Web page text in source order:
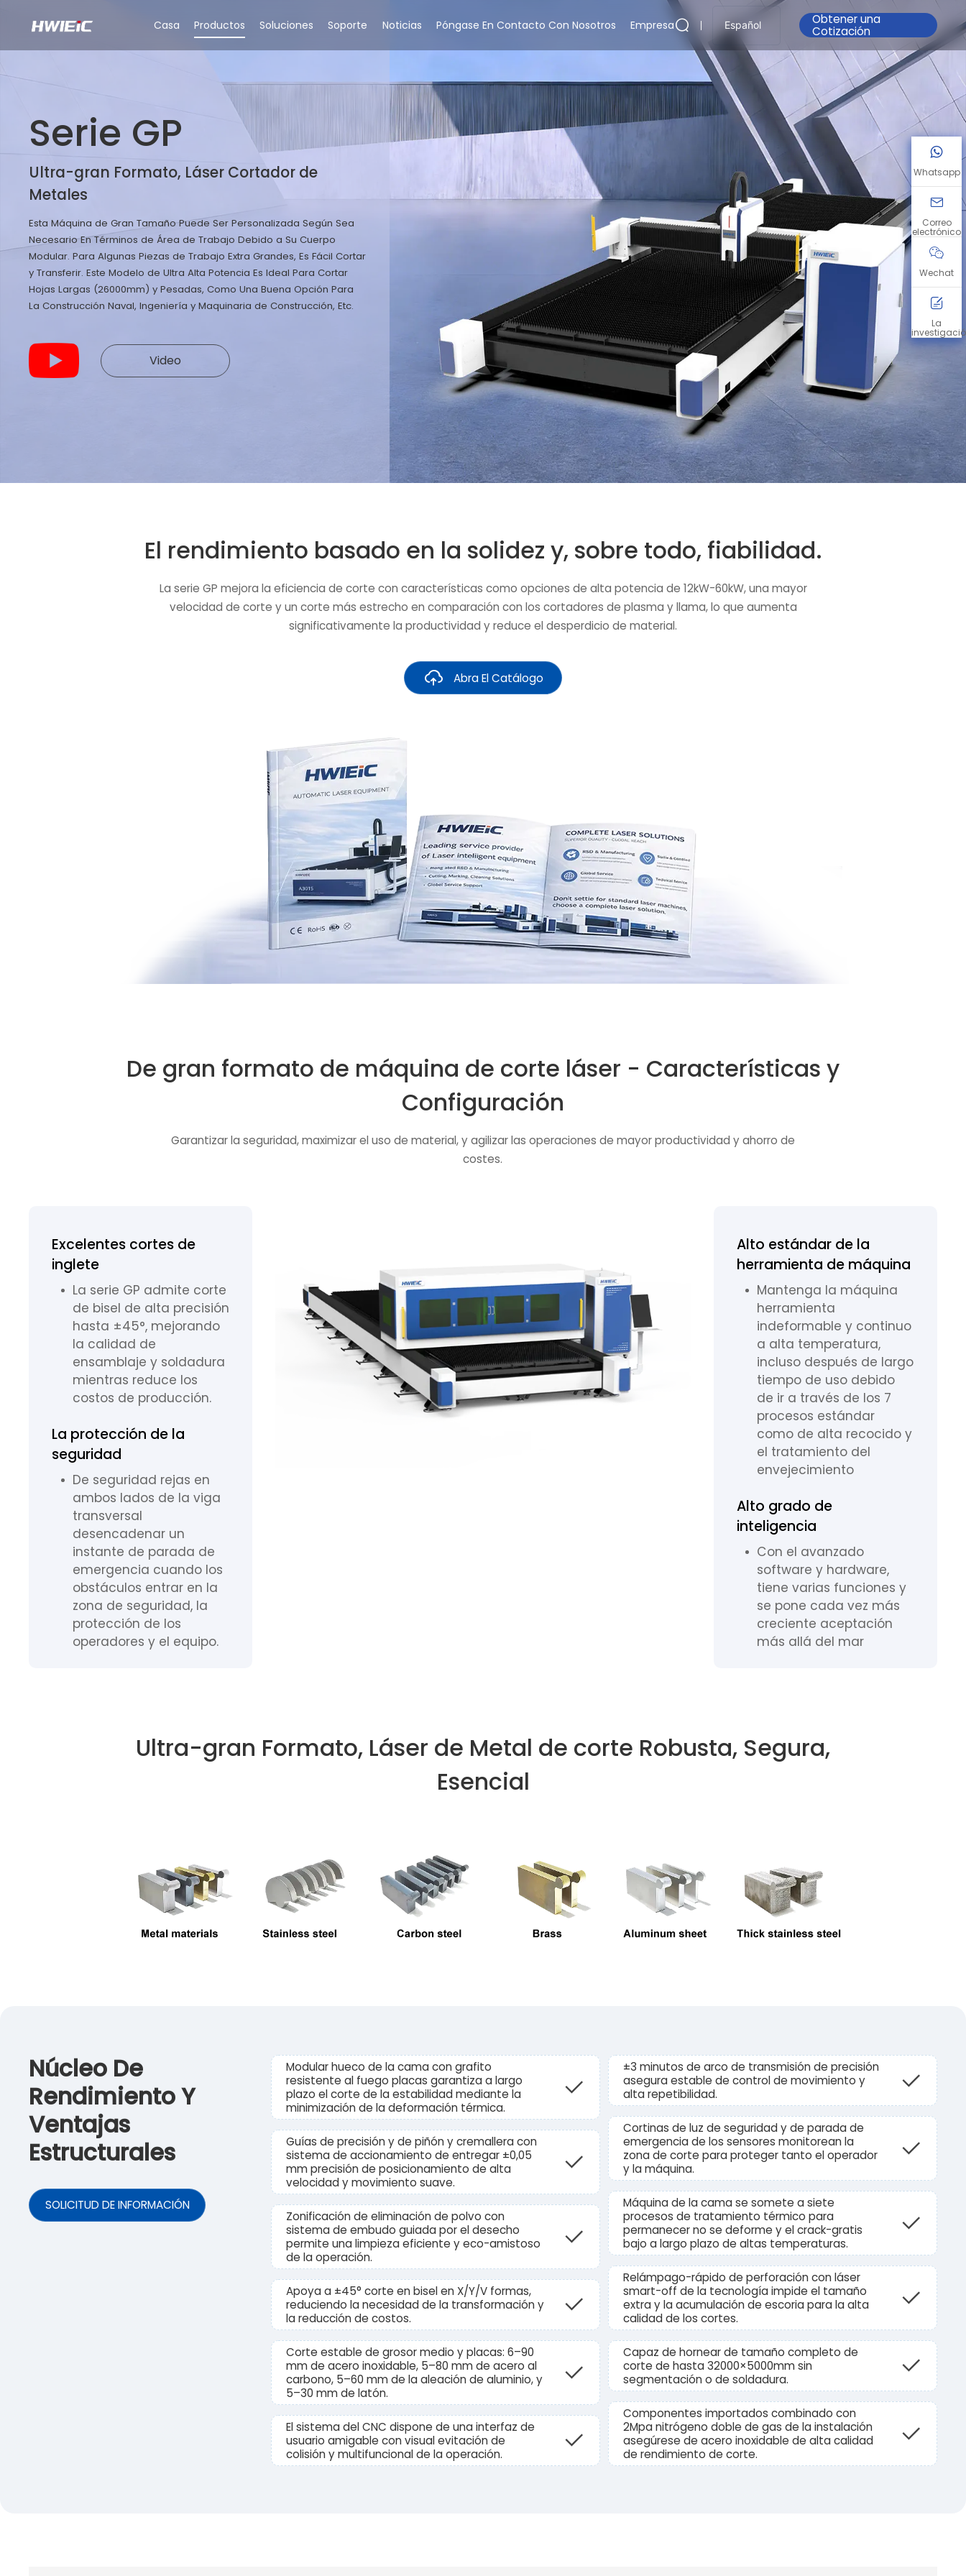
Casa Productos Soluciones Soporte Noticias Póngase En Contacto Con Nosotros Empresa Español
Obtener una
Cotización
Serie GP
Ultra-gran Formato, Láser Cortador de
Metales
Esta Máquina de Gran Tamaño Puede Ser Personalizada Según Sea
Necesario En Términos de Área de Trabajo Debido a Su Cuerpo
Modular. Para Algunas Piezas de Trabajo Extra Grandes, Es Fácil Cortar
y Transferir. Este Modelo de Ultra Alta Potencia Es Ideal Para Cortar
Hojas Largas (26000mm) y Pesadas, Como Una Buena Opción Para
La Construcción Naval, Ingeniería y Maquinaria de Construcción, Etc.
Video
El rendimiento basado en la solidez y, sobre todo, fiabilidad.
La serie GP mejora la eficiencia de corte con características como opciones de alta potencia de 12kW-60kW, una mayor
velocidad de corte y un corte más estrecho en comparación con los cortadores de plasma y llama, lo que aumenta
significativamente la productividad y reduce el desperdicio de material.
Abra El Catálogo
De gran formato de máquina de corte láser - Características y
Configuración
Garantizar la seguridad, maximizar el uso de material, y agilizar las operaciones de mayor productividad y ahorro de
costes.
Excelentes cortes de
inglete
La serie GP admite corte
de bisel de alta precisión
hasta ±45°, mejorando
la calidad de
ensamblaje y soldadura
mientras reduce los
costos de producción.
La protección de la
seguridad
De seguridad rejas en
ambos lados de la viga
transversal
desencadenar un
instante de parada de
emergencia cuando los
obstáculos entrar en la
zona de seguridad, la
protección de los
operadores y el equipo.
Alto estándar de la
herramienta de máquina
Mantenga la máquina
herramienta
indeformable y continuo
a alta temperatura,
incluso después de largo
tiempo de uso debido
de ir a través de los 7
procesos estándar
como de alta recocido y
el tratamiento del
envejecimiento
Alto grado de
inteligencia
Con el avanzado
software y hardware,
tiene varias funciones y
se pone cada vez más
creciente aceptación
más allá del mar
Ultra-gran Formato, Láser de Metal de corte Robusta, Segura,
Esencial
Núcleo De
Rendimiento Y
Ventajas
Estructurales
SOLICITUD DE INFORMACIÓN
Modular hueco de la cama con grafito
resistente al fuego placas garantiza a largo
plazo el corte de la estabilidad mediante la
minimización de la deformación térmica.
Guías de precisión y de piñón y cremallera con
sistema de accionamiento de entregar ±0,05
mm precisión de posicionamiento de alta
velocidad y movimiento suave.
Zonificación de eliminación de polvo con
sistema de embudo guiada por el desecho
permite una limpieza eficiente y eco-amistoso
de la operación.
Apoya a ±45° corte en bisel en X/Y/V formas,
reduciendo la necesidad de la transformación y
la reducción de costos.
Corte estable de grosor medio y placas: 6–90
mm de acero inoxidable, 5–80 mm de acero al
carbono, 5–60 mm de la aleación de aluminio, y
5–30 mm de latón.
El sistema del CNC dispone de una interfaz de
usuario amigable con visual evitación de
colisión y multifuncional de la operación.
±3 minutos de arco de transmisión de precisión
asegura estable de control de movimiento y
alta repetibilidad.
Cortinas de luz de seguridad y de parada de
emergencia de los sensores monitorean la
zona de corte para proteger tanto el operador
y la máquina.
Máquina de la cama se somete a siete
procesos de tratamiento térmico para
permanecer no se deforme y el crack-gratis
bajo a largo plazo de altas temperaturas.
Relámpago-rápido de perforación con láser
smart-off de la tecnología impide el tamaño
extra y la acumulación de escoria para la alta
calidad de los cortes.
Capaz de hornear de tamaño completo de
corte de hasta 32000×5000mm sin
segmentación o de soldadura.
Componentes importados combinado con
2Mpa nitrógeno doble de gas de la instalación
asegúrese de acero inoxidable de alta calidad
de rendimiento de corte.
Whatsapp
Correo
electrónico
Wechat
La